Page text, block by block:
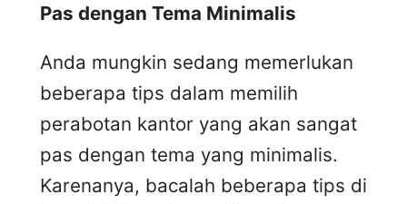
Pas dengan Tema Minimalis
Anda mungkin sedang memerlukan
beberapa tips dalam memilih
perabotan kantor yang akan sangat
pas dengan tema yang minimalis.
Karenanya, bacalah beberapa tips di